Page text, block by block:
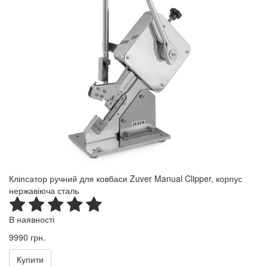
Кліпсатор ручний для ковбаси Zuver Manual Clipper, корпус
нержавіюча сталь
В наявності
9990 грн.
Купити